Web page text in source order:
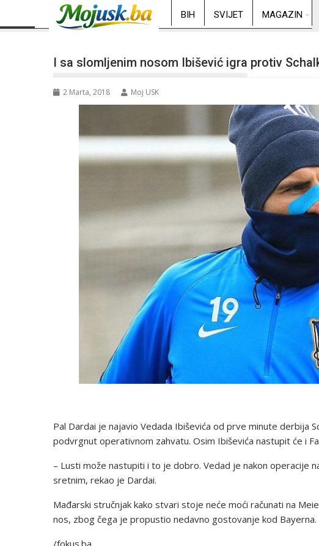
BIH SVIJET MAGAZIN
I sa slomljenim nosom Ibišević igra protiv
2 Marta, 2018 Moj USK
Pal Dardai je najavio Vedada Ibiševića od prve minute derbija
podvrgnut operativnom zahvatu. Osim Ibiševića nastupit će i
– Lusti može nastupiti i to je dobro. Vedad je nakon operacije
sretnim, rekao je Dardai.
Mađarski stručnjak kako stvari stoje neće moći računati na
nos, zbog čega je propustio nedavno gostovanje kod Bayerna.
/fokus.ba